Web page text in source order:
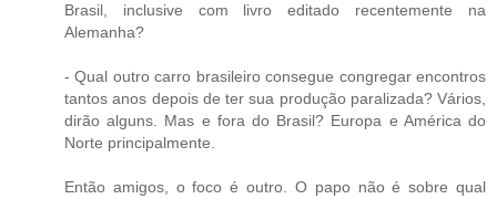
Brasil, inclusive com livro editado recentemente na
Alemanha?
- Qual outro carro brasileiro consegue congregar encontros
tantos anos depois de ter sua produção paralizada? Vários,
dirão alguns. Mas e fora do Brasil? Europa e América do
Norte principalmente.
Então amigos, o foco é outro. O papo não é sobre qual